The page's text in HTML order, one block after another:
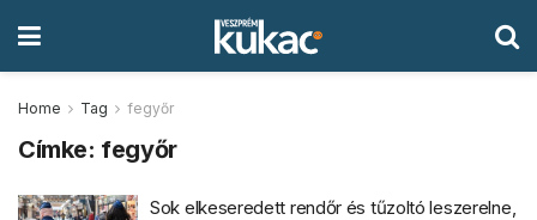
Home Tag fegyőr
Címke: fegyőr
Sok elkeseredett rendőr és tűzoltó leszerelne,